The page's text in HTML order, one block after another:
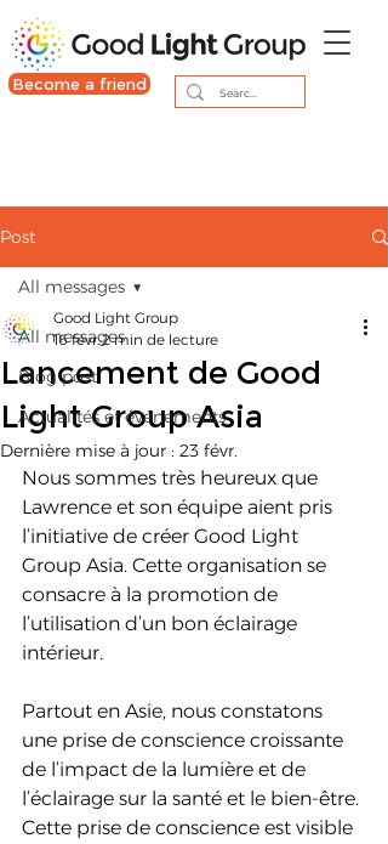
Become a friend
Post
All messages
Blog post
Actualités et événements
All messages
Lancement de Good
Light Group Asia
Good Light Group
16 févr.2 min de lecture
Dernière mise à jour : 23 févr.
Nous sommes très heureux que
Lawrence et son équipe aient pris
l’initiative de créer Good Light
Group Asia. Cette organisation se
consacre à la promotion de
l’utilisation d’un bon éclairage
intérieur.
Partout en Asie, nous constatons
une prise de conscience croissante
de l’impact de la lumière et de
l’éclairage sur la santé et le bien-être.
Cette prise de conscience est visible